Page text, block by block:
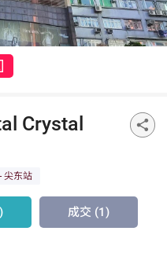
Crystal
- 尖东站
成交 (1)